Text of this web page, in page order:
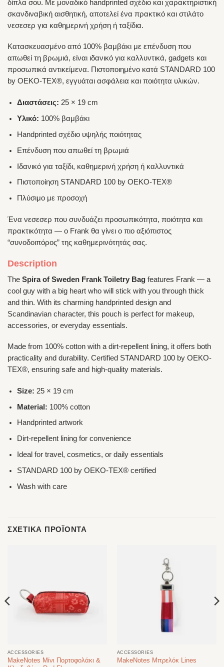
δίπλα σου. Με μοναδικό handprinted σχέδιο και χαρακτηριστική
σκανδιναβική αισθητική, αποτελεί ένα πρακτικό και στιλάτο
νεσεσερ για καθημερινή χρήση ή ταξίδια.
Κατασκευασμένο από 100% βαμβάκι με επένδυση που
απωθεί τη βρωμιά, είναι ιδανικό για καλλυντικά, gadgets και
προσωπικά αντικείμενα. Πιστοποιημένο κατά STANDARD 100
by OEKO-TEX®, εγγυάται ασφάλεια και ποιότητα υλικών.
Διαστάσεις: 25 × 19 cm
Υλικό: 100% βαμβάκι
Handprinted σχέδιο υψηλής ποιότητας
Επένδυση που απωθεί τη βρωμιά
Ιδανικό για ταξίδι, καθημερινή χρήση ή καλλυντικά
Πιστοποίηση STANDARD 100 by OEKO-TEX®
Πλύσιμο με προσοχή
Ένα νεσεσερ που συνδυάζει προσωπικότητα, ποιότητα και
πρακτικότητα — ο Frank θα γίνει ο πιο αξιόπιστος
“συνοδοιπόρος” της καθημερινότητάς σας.
Description
The Spira of Sweden Frank Toiletry Bag features Frank — a
cool guy with a big heart who will stick with you through thick
and thin. With its charming handprinted design and
Scandinavian character, this pouch is perfect for makeup,
accessories, or everyday essentials.
Made from 100% cotton with a dirt-repellent lining, it offers both
practicality and durability. Certified STANDARD 100 by OEKO-
TEX®, ensuring safe and high-quality materials.
Size: 25 × 19 cm
Material: 100% cotton
Handprinted artwork
Dirt-repellent lining for convenience
Ideal for travel, cosmetics, or daily essentials
STANDARD 100 by OEKO-TEX® certified
Wash with care
ΣΧΕΤΙΚΆ ΠΡΟΪΌΝΤΑ
ACCESSORIES
MakeNotes Μίνι Πορτοφολάκι &
ACCESSORIES
MakeNotes Μπρελόκ Lines